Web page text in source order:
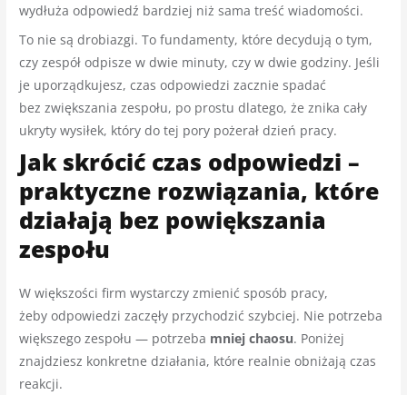
wydłuża odpowiedź bardziej niż sama treść wiadomości.
To nie są drobiazgi. To fundamenty, które decydują o tym,
czy zespół odpisze w dwie minuty, czy w dwie godziny. Jeśli
je uporządkujesz, czas odpowiedzi zacznie spadać
bez zwiększania zespołu, po prostu dlatego, że znika cały
ukryty wysiłek, który do tej pory pożerał dzień pracy.
Jak skrócić czas odpowiedzi –
praktyczne rozwiązania, które
działają bez powiększania
zespołu
W większości firm wystarczy zmienić sposób pracy,
żeby odpowiedzi zaczęły przychodzić szybciej. Nie potrzeba
większego zespołu — potrzeba mniej chaosu. Poniżej
znajdziesz konkretne działania, które realnie obniżają czas
reakcji.